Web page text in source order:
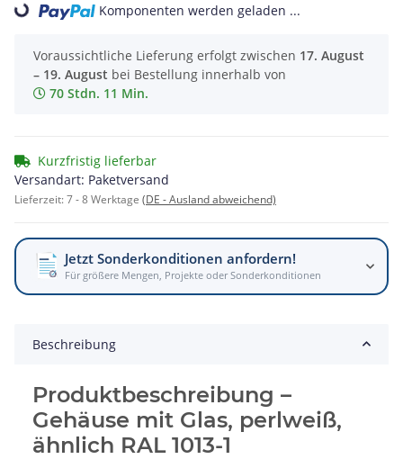
Komponenten werden geladen ...
Voraussichtliche Lieferung erfolgt zwischen 17. August
– 19. August bei Bestellung innerhalb von
70 Stdn. 11 Min.
Kurzfristig lieferbar
Versandart: Paketversand
Lieferzeit:7 - 8 Werktage (DE - Ausland abweichend)
Jetzt Sonderkonditionen anfordern!
Für größere Mengen, Projekte oder Sonderkonditionen
Beschreibung
Produktbeschreibung –
Gehäuse mit Glas, perlweiß,
ähnlich RAL 1013-1